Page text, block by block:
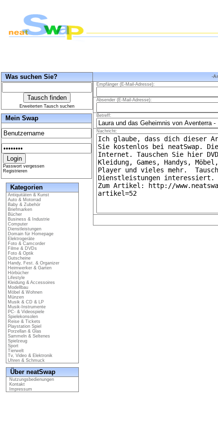
Was suchen Sie?
Erweiterten Tausch suchen
Mein Swap
Passwort vergessen
Registrieren
Kategorien
Antiquitäten & Kunst
Auto & Motorrad
Baby & Zubehör
Briefmarken
Bücher
Business & Industrie
Computer
Dienstleistungen
Domain für Homepage
Elektrogeräte
Foto & Camcorder
Filme & DVDs
Foto & Optik
Gutscheine
Handy, Fest. & Organizer
Heimwerker & Garten
Hörbücher
Lifestyle
Kleidung & Accessoires
Modellbau
Möbel & Wohnen
Münzen
Musik & CD & LP
Musik-Instrumente
PC- & Videospiele
Spielekonsolen
Reise & Tickets
Playstation Spiel
Porzellan & Glas
Sammeln & Seltenes
Spielzeug
Sport
Tierwelt
Tv, Video & Elektronik
Uhren & Schmuck
Über neatSwap
Nutzungsbedienungen
Kontakt
Impressum
-
Empfänger (E-Mail-Adresse):
Absender (E-Mail-Adresse):
Betreff:
Nachricht: